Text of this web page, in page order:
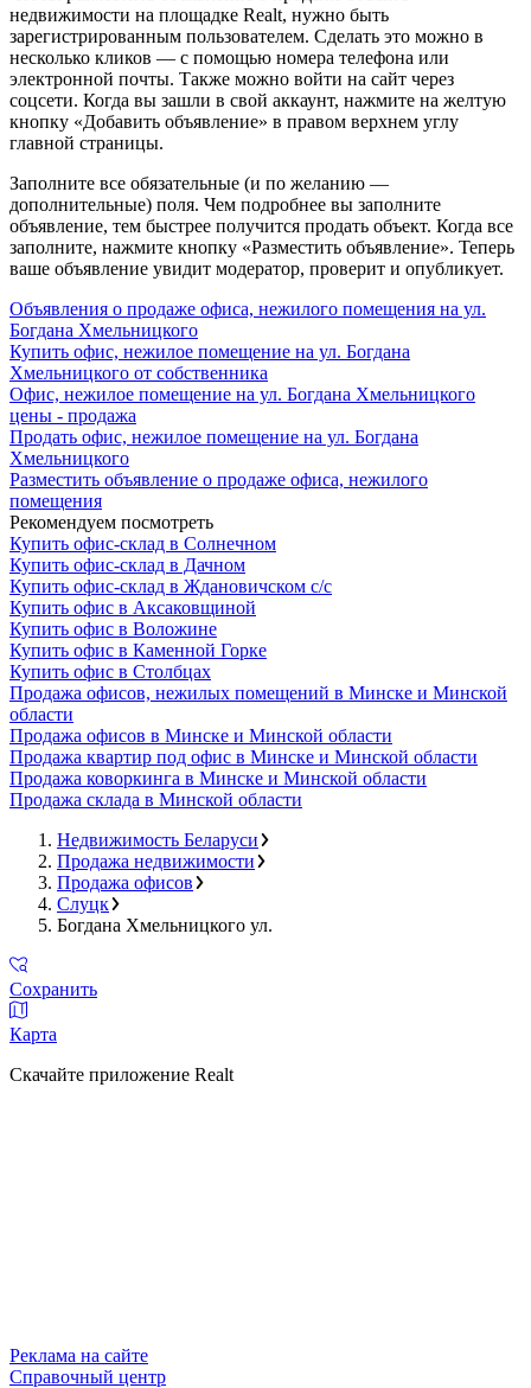
недвижимости на площадке Realt, нужно быть
зарегистрированным пользователем. Сделать это можно в
несколько кликов — с помощью номера телефона или
электронной почты. Также можно войти на сайт через
соцсети. Когда вы зашли в свой аккаунт, нажмите на желтую
кнопку «Добавить объявление» в правом верхнем углу
главной страницы.
Заполните все обязательные (и по желанию —
дополнительные) поля. Чем подробнее вы заполните
объявление, тем быстрее получится продать объект. Когда все
заполните, нажмите кнопку «Разместить объявление». Теперь
ваше объявление увидит модератор, проверит и опубликует.
Объявления о продаже офиса, нежилого помещения на ул.
Богдана Хмельницкого
Купить офис, нежилое помещение на ул. Богдана
Хмельницкого от собственника
Офис, нежилое помещение на ул. Богдана Хмельницкого
цены - продажа
Продать офис, нежилое помещение на ул. Богдана
Хмельницкого
Разместить объявление о продаже офиса, нежилого
помещения
Рекомендуем посмотреть
Купить офис-склад в Солнечном
Купить офис-склад в Дачном
Купить офис-склад в Ждановичском с/с
Купить офис в Аксаковщиной
Купить офис в Воложине
Купить офис в Каменной Горке
Купить офис в Столбцах
Продажа офисов, нежилых помещений в Минске и Минской
области
Продажа офисов в Минске и Минской области
Продажа квартир под офис в Минске и Минской области
Продажа коворкинга в Минске и Минской области
Продажа склада в Минской области
Недвижимость Беларуси
Продажа недвижимости
Продажа офисов
Слуцк
Богдана Хмельницкого ул.
Сохранить
Карта
Скачайте приложение Realt
Реклама на сайте
Справочный центр